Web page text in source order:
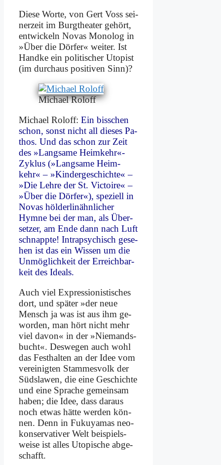
Die­se Wor­te, von Gert Voss sei­
ner­zeit im Burg­thea­ter ge­hört,
ent­wickeln No­vas Mo­no­log in
»Über die Dör­fer« wei­ter. Ist
Hand­ke ein po­li­ti­scher Uto­pist
(im durch­aus po­si­ti­ven Sinn)?
Mi­cha­el Rol­off
Mi­cha­el Rol­off: Ein biss­chen
schon, sonst nicht all die­ses Pa­
thos. Und das schon zur Zeit
des »Lang­sa­me Heimkehr«-
Zyklus (»Lang­sa­me Heim­
kehr« – »Kin­der­ge­schich­te« –
»Die Leh­re der St. Vic­toire« –
»Über die Dör­fer«), spe­zi­ell in
No­vas höl­der­lin­ähn­li­cher
Hym­ne bei der man, als Über­
set­zer, am En­de dann nach Luft
schnapp­te! In­tra­psy­chisch ge­se­
hen ist das ein Wis­sen um die
Un­mög­lich­keit der Er­reich­bar­
keit des Ide­als.
Auch viel Ex­pres­sio­ni­sti­sches
dort, und spä­ter »der neue
Mensch ja was ist aus ihm ge­
wor­den, man hört nicht mehr
viel da­von« in der »Nie­mands­
bucht«. Des­we­gen auch wohl
das Fest­hal­ten an der Idee vom
ver­ei­nig­ten Stam­mes­volk der
Süd­sla­wen, die ei­ne Ge­schich­te
und ei­ne Spra­che ge­mein­sam
ha­ben; die Idee, dass dar­aus
noch et­was hät­te wer­den kön­
nen. Denn in Fu­ku­ya­mas neo­
kon­ser­va­ti­ver Welt bei­spiels­
wei­se ist al­les Uto­pi­sche ab­ge­
schafft.